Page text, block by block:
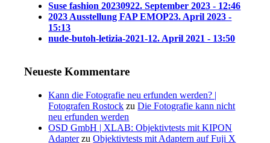
Suse fashion 20230922. September 2023 - 12:46
2023 Ausstellung FAP EMOP23. April 2023 -
15:13
nude-butoh-letizia-2021-12. April 2021 - 13:50
Neueste Kommentare
Kann die Fotografie neu erfunden werden? |
Fotografen Rostock zuDie Fotografie kann nicht
neu erfunden werden
OSD GmbH | XLAB: Objektivtests mit KIPON
AdapterzuObjektivtests mit Adaptern auf Fuji X